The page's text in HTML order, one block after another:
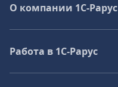
О компании 1C-Рарус
Работа в 1С‑Рарус